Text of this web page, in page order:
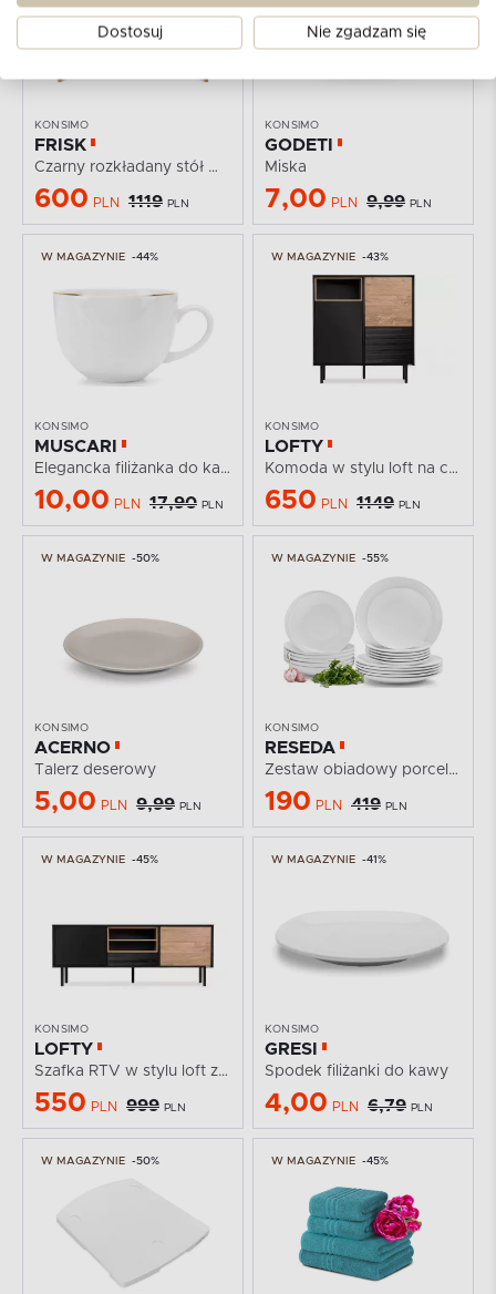
KONSIMO
FRISK
Czarny rozkładany stół w stylu skandynawskim
600 PLN 1119 PLN
KONSIMO
GODETI
Miska
7,00 PLN 9,99 PLN
W MAGAZYNIE -44%
KONSIMO
MUSCARI
Elegancka filiżanka do kawy złota linia
10,00 PLN 17,90 PLN
W MAGAZYNIE -43%
KONSIMO
LOFTY
Komoda w stylu loft na czarnych nogach
650 PLN 1149 PLN
W MAGAZYNIE -50%
KONSIMO
ACERNO
Talerz deserowy
5,00 PLN 9,99 PLN
W MAGAZYNIE -55%
KONSIMO
RESEDA
Zestaw obiadowy porcelanowy dla 6 osób biały
190 PLN 419 PLN
W MAGAZYNIE -45%
KONSIMO
LOFTY
Szafka RTV w stylu loft z półkami
550 PLN 999 PLN
W MAGAZYNIE -41%
KONSIMO
GRESI
Spodek filiżanki do kawy
4,00 PLN 6,79 PLN
W MAGAZYNIE -50% W MAGAZYNIE -45%
Dostosuj Nie zgadzam się